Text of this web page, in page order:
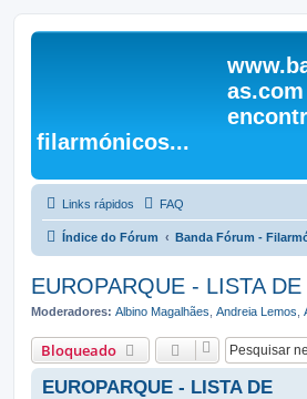
filarmónicos...
Links rápidos FAQ
Índice do Fórum Banda Fórum -
EUROPARQUE - LISTA
Moderadores: Albino Magalhães Andreia Lemos
Bloqueado
EUROPARQUE - LISTA DE